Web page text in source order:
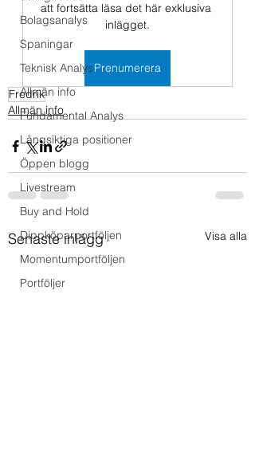
Bolagsanalys
Spaningar
Teknisk Analys
Allmän info
Fundamental Analys
Långsiktiga positioner
Öppen blogg
Livestream
Buy and Hold
Dippköparportföljen
Momentumportföljen
Portföljer
att fortsätta läsa det här exklusiva
inlägget.
Prenumerera
Fredrik
Allmän info
Senaste inlägg Visa alla